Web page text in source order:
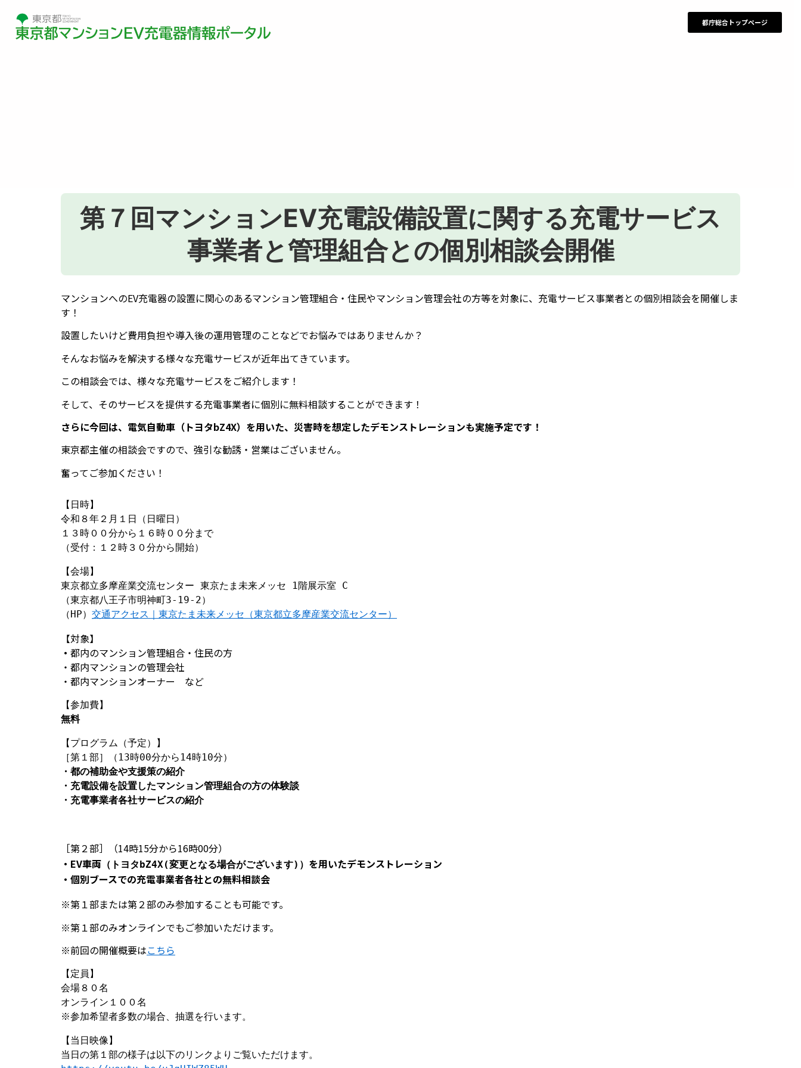
都庁総合トップページ
第７回マンションEV充電設備設置に関する充電サービス
事業者と管理組合との個別相談会開催
マンションへのEV充電器の設置に関心のあるマンション管理組合・住民やマンション管理会社の方等を対象に、充電サービス事業者との個別相談会を開催しま
す！
設置したいけど費用負担や導入後の運用管理のことなどでお悩みではありませんか？
そんなお悩みを解決する様々な充電サービスが近年出てきています。
この相談会では、様々な充電サービスをご紹介します！
そして、そのサービスを提供する充電事業者に個別に無料相談することができます！
さらに今回は、電気自動車（トヨタbZ4X）を用いた、災害時を想定したデモンストレーションも実施予定です！
東京都主催の相談会ですので、強引な勧誘・営業はございません。
奮ってご参加ください！
【日時】
令和８年２月１日（日曜日）
１３時００分から１６時００分まで
（受付：１２時３０分から開始）
【会場】
東京都立多摩産業交流センター 東京たま未来メッセ 1階展示室 C
（東京都八王子市明神町3-19-2）
（HP） 交通アクセス｜東京たま未来メッセ（東京都立多摩産業交流センター）
【対象】
・ 都内のマンション管理組合・住民の方
・都内マンションの管理会社
・都内マンションオーナー など
【参加費】
無料
【プログラム（予定）】
［第１部］（13時00分から14時10分）
・都の補助金や支援策の紹介
・充電設備を設置したマンション管理組合の方の体験談
・充電事業者各社サービスの紹介
［第２部］（14時15分から16時00分）
・EV車両 （トヨタbZ4X(変更となる場合がございます)） を用いたデモンストレーション
・個別ブースでの充電事業者各社との無料相談会
※第１部または第２部のみ参加することも可能です。
※第１部のみオンラインでもご参加いただけます。
※前回の開催概要はこちら
【定員】
会場８０名
オンライン１００名
※参加希望者多数の場合、抽選を行います。
【当日映像】
当日の第１部の様子は以下のリンクよりご覧いただけます。